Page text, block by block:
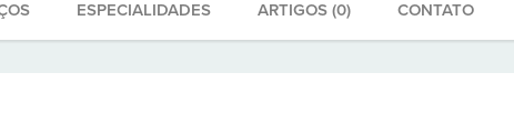
ESPECIALIDADES ARTIGOS (0) CONTATO